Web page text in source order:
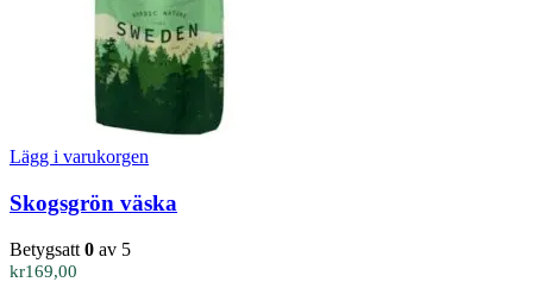
Lägg i varukorgen
Skogsgrön väska
Betygsatt 0 av 5
kr169,00